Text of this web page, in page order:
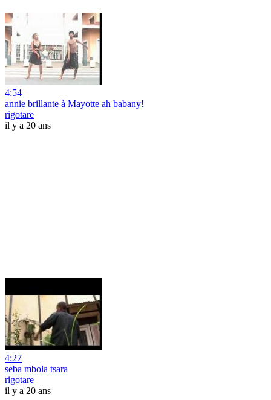
4:54
annie brillante à Mayotte ah babany!
rigotare
il y a 20 ans
4:27
seba mbola tsara
rigotare
il y a 20 ans